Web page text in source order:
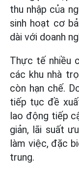
thu nhập của
sinh hoạt cơ
dài với doanh
Thực tế nhiều
các khu nhà
còn hạn chế.
tiếp tục đề
lao động tiếp
giản, lãi suất
làm việc, đặc
trung.